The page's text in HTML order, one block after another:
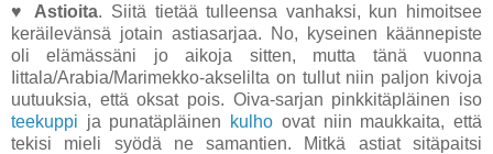
♥ Astioita. Siitä tietää tulleensa vanhaksi, kun himoitsee
keräilevänsä jotain astiasarjaa. No, kyseinen käännepiste
oli elämässäni jo aikoja sitten, mutta tänä vuonna
Iittala/Arabia/Marimekko-akselilta on tullut niin paljon kivoja
uutuuksia, että oksat pois. Oiva-sarjan pinkkitäpläinen iso
teekuppi ja punatäpläinen kulho ovat niin maukkaita, että
tekisi mieli syödä ne samantien. Mitkä astiat sitäpaitsi